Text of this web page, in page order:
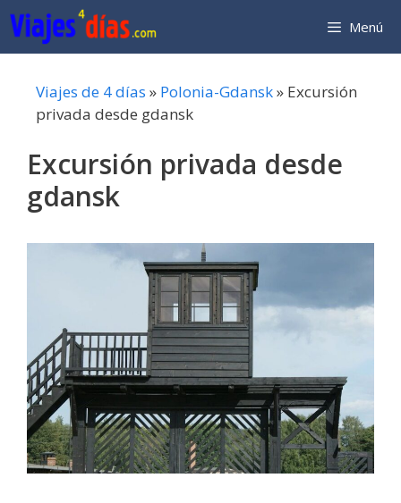
Saltar
al
contenido
Menú
Viajes de 4 días » Polonia-Gdansk» Excursión
privada desde gdansk
Excursión privada desde
gdansk